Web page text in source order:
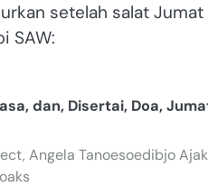
setelah salat
SAW:
,dan, Disertai, Doa,
Angela Tanoesoedibjo Ajak